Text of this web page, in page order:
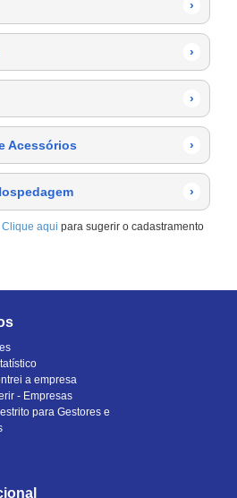
›
›
›
Acessórios ›
›
Clique aqui para sugerir o cadastramento
a empresa
- Empresas
para Gestores e